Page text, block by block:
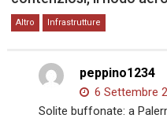
Altro Infrastrutture
peppino1234
6 Settembre
Solite buffonate: a